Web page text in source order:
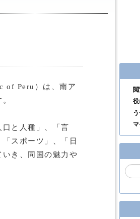
of Peru）は、南ア
と人種」、「言
スポーツ」、「日
き、同国の魅力や